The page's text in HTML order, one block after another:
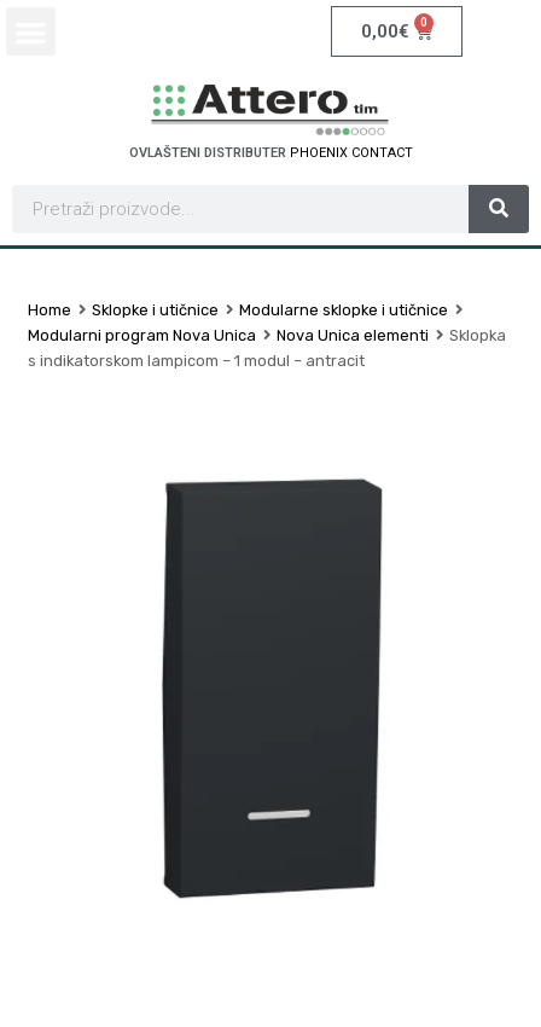
0,00€ 0
OVLAŠTENI DISTRIBUTER PHOENIX CONTACT
Home Sklopke i utičnice
Modularne sklopke i utičnice
Modularni program Nova Unica
Nova Unica elementi
Sklopka
s indikatorskom lampicom – 1 modul – antracit